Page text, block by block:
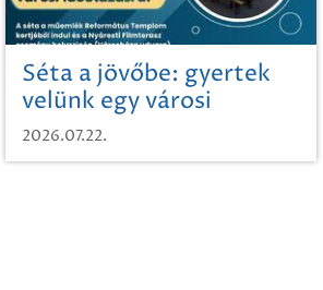
Séta a jövőbe: gyertek
velünk egy városi
időutazásra!
2026.07.22.